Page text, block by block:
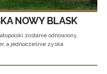
NOWY BLASK
zostanie odnowiony,
a jednocześnie zyska